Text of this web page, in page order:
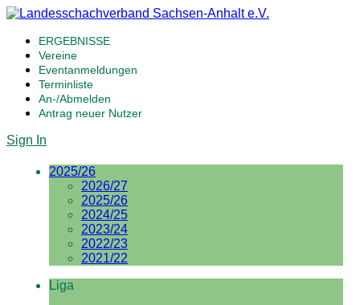
ERGEBNISSE
Vereine
Eventanmeldungen
Terminliste
An-/Abmelden
Antrag neuer Nutzer
Sign In
2025/26
2026/27
2025/26
2024/25
2023/24
2022/23
2021/22
Liga